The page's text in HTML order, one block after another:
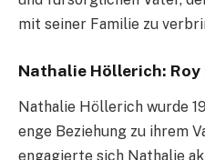
mit seiner Familie zu
Nathalie Höllerich:
Nathalie Höllerich wurde
enge Beziehung zu ihrem
engagierte sich Nathalie